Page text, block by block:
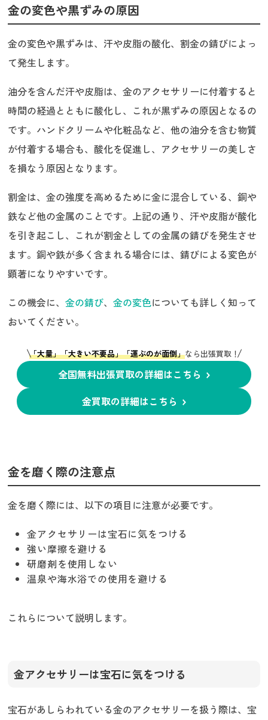
金の変色や黒ずみの原因
金の変色や黒ずみは、汗や皮脂の酸化、割金の錆びによっ
て発生します。
油分を含んだ汗や皮脂は、金のアクセサリーに付着すると
時間の経過とともに酸化し、これが黒ずみの原因となるの
です。ハンドクリームや化粧品など、他の油分を含む物質
が付着する場合も、酸化を促進し、アクセサリーの美しさ
を損なう原因となります。
割金は、金の強度を高めるために金に混合している、銅や
鉄など他の金属のことです。上記の通り、汗や皮脂が酸化
を引き起こし、これが割金としての金属の錆びを発生させ
ます。銅や鉄が多く含まれる場合には、錆びによる変色が
顕著になりやすいです。
この機会に、金の錆び、金の変色についても詳しく知って
おいてください。
「大量」「大きい不要品」「運ぶのが面倒」なら出張買取！
全国無料出張買取の詳細はこちら
金買取の詳細はこちら
金を磨く際の注意点
金を磨く際には、以下の項目に注意が必要です。
金アクセサリーは宝石に気をつける
強い摩擦を避ける
研磨剤を使用しない
温泉や海水浴での使用を避ける
これらについて説明します。
金アクセサリーは宝石に気をつける
宝石があしらわれている金のアクセサリーを扱う際は、宝